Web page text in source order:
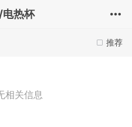
热杯
推荐
相关信息